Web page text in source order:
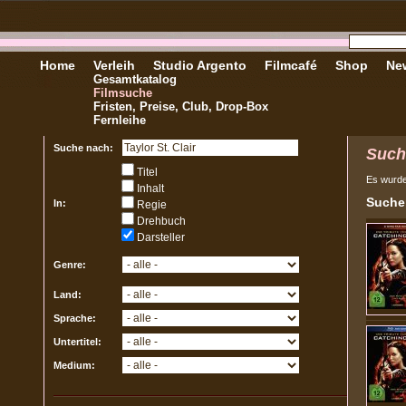
Home Verleih
Gesamtkatalog
Filmsuche
Fristen, Preise, Club, Drop-Box
Fernleihe
Studio Argento Filmcafé Shop
Suche nach:
In:
Titel
Inhalt
Regie
Drehbuch
Darsteller
Genre:
Land:
Sprache:
Untertitel:
Medium:
Es